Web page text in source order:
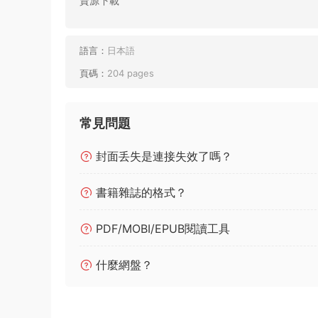
語言： 日本語
頁碼： 204 pages
常見問題
封面丢失是連接失效了嗎？
書籍雜誌的格式？
PDF/MOBI/EPUB閱讀工具
什麼網盤？